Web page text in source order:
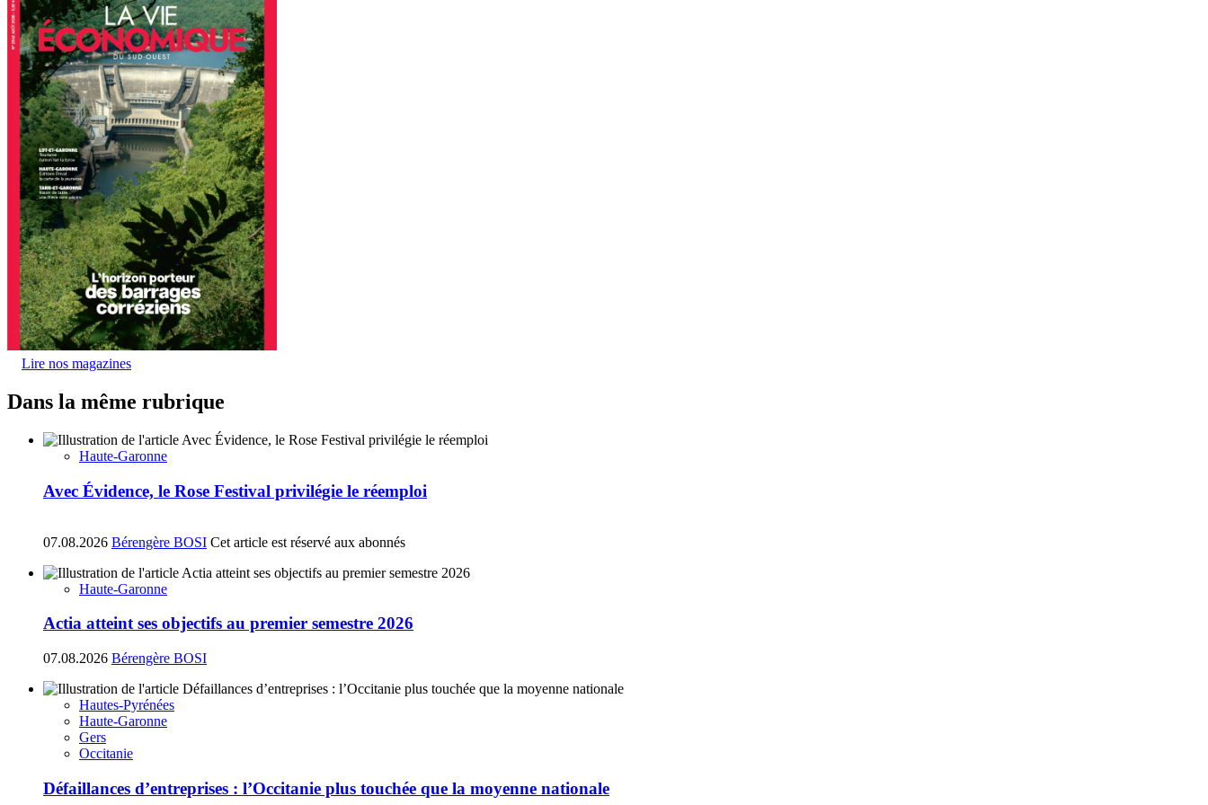
Lire nos magazines
Dans la même rubrique
Haute-Garonne
Avec Évidence, le Rose Festival privilégie le réemploi
07.08.2026 Bérengère BOSI Cet article est réservé aux abonnés
Haute-Garonne
Actia atteint ses objectifs au premier semestre 2026
07.08.2026 Bérengère BOSI
Hautes-Pyrénées
Haute-Garonne
Gers
Occitanie
Défaillances d’entreprises : l’Occitanie plus touchée que la moyenne nationale